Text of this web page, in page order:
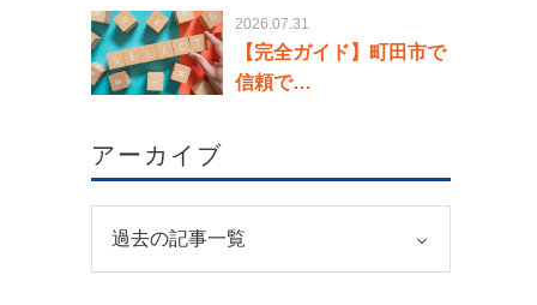
2026.07.31
【完全ガイド】町田市で
信頼で…
アーカイブ